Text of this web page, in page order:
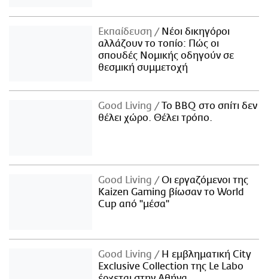
Εκπαίδευση
Νέοι δικηγόροι
αλλάζουν το τοπίο: Πώς οι
σπουδές Νομικής οδηγούν σε
θεσμική συμμετοχή
Good Living
Το BBQ στο σπίτι δεν
θέλει χώρο. Θέλει τρόπο.
Good Living
Οι εργαζόμενοι της
Kaizen Gaming βίωσαν το World
Cup από "μέσα"
Good Living
Η εμβληματική City
Exclusive Collection της Le Labo